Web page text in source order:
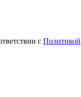
с Политикой